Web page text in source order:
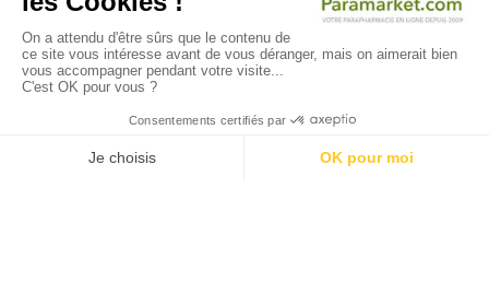
Conditions d'utilisation
A propos